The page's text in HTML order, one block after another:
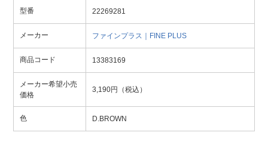
型番 22269281
メーカー ファインプラス｜FINE PLUS
商品コード 13383169
メーカー希望小売
価格
3,190円（税込）
色 D.BROWN